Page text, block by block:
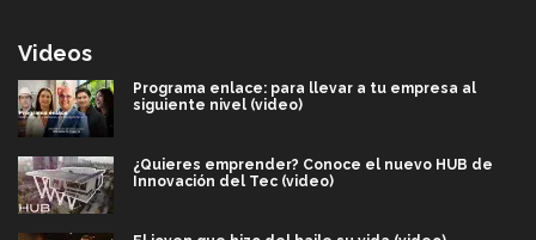
Videos
Programa enlace: para llevar a tu empresa al
siguiente nivel (video)
¿Quieres emprender? Conoce el nuevo HUB de
Innovación del Tec (video)